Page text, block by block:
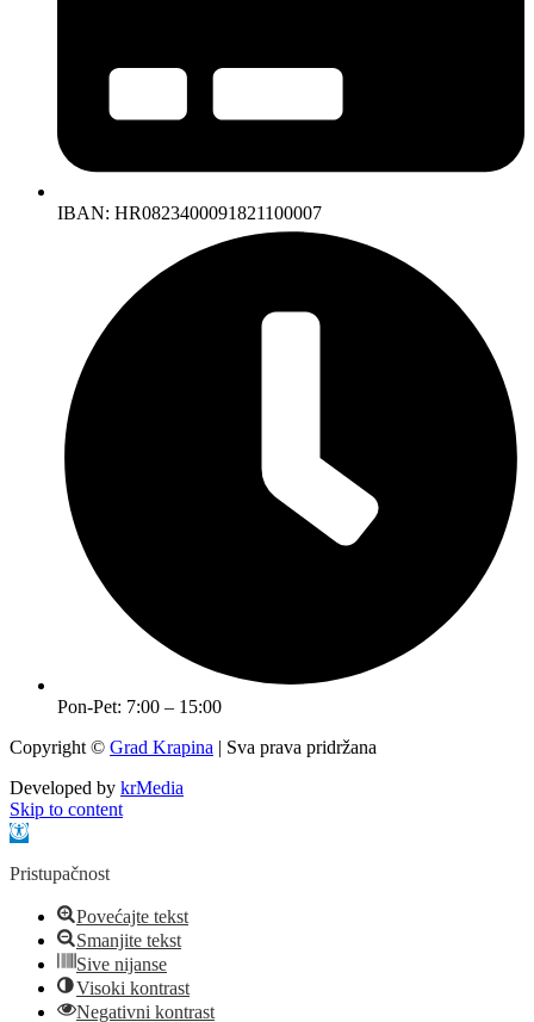
IBAN: HR0823400091821100007
Pon-Pet: 7:00 – 15:00
Copyright © Grad Krapina | Sva prava pridržana
Developed by krMedia
Skip to content
Open toolbar
Pristupačnost
Povećajte tekst
Smanjite tekst
Sive nijanse
Visoki kontrast
Negativni kontrast